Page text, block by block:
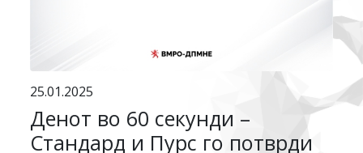
25.01.2025
Денот во 60 секунди –
Стандард и Пурс го потврди